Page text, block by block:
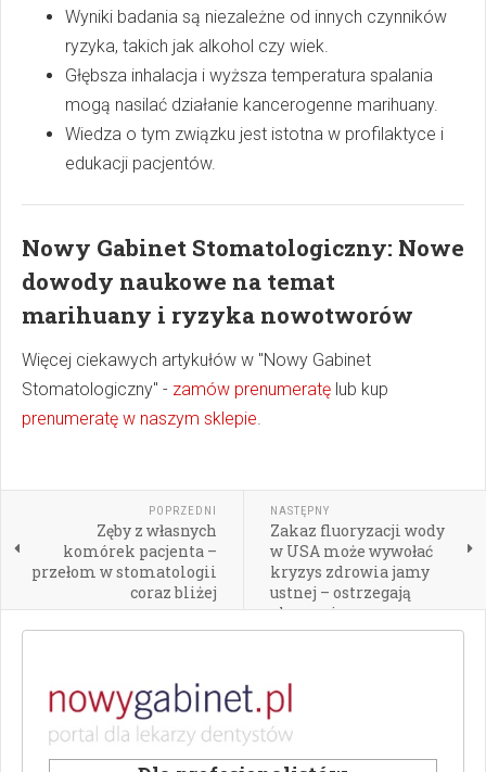
Wyniki badania są niezależne od innych czynników
ryzyka, takich jak alkohol czy wiek.
Głębsza inhalacja i wyższa temperatura spalania
mogą nasilać działanie kancerogenne marihuany.
Wiedza o tym związku jest istotna w profilaktyce i
edukacji pacjentów.
Nowy Gabinet Stomatologiczny: Nowe
dowody naukowe na temat
marihuany i ryzyka nowotworów
Więcej ciekawych artykułów w "Nowy Gabinet
Stomatologiczny" - zamów prenumeratę lub kup
prenumeratę w naszym sklepie.
POPRZEDNI
Zęby z własnych
komórek pacjenta –
przełom w stomatologii
coraz bliżej
NASTĘPNY
Zakaz fluoryzacji wody
w USA może wywołać
kryzys zdrowia jamy
ustnej – ostrzegają
eksperci